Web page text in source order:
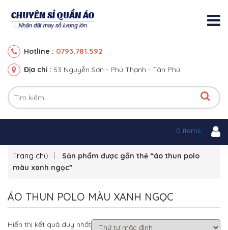
Hotline : 0793.781.592
Địa chỉ : 53 Nguyễn Sơn - Phú Thạnh - Tân Phú
0 items
Trang chủ
Sản phẩm được gắn thẻ “áo thun polo
màu xanh ngọc”
ÁO THUN POLO MÀU XANH NGỌC
Hiển thị kết quả duy nhất